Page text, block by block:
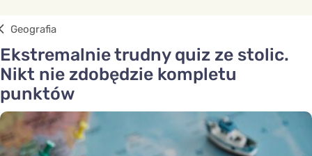
Geografia
Ekstremalnie trudny quiz ze stolic.
Nikt nie zdobędzie kompletu
punktów